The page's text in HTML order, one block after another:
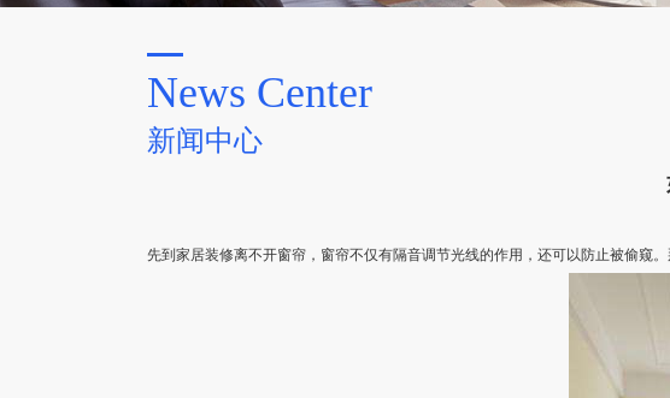
News Center
新闻中心
先到家居装修离不开窗帘，窗帘不仅有隔音调节光线的作用，还可以防止被偷窥